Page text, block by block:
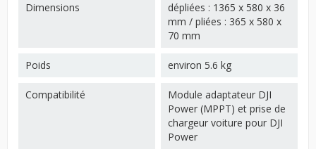
Dimensions
dépliées : 1365 x 580 x 36
mm / pliées : 365 x 580 x
70 mm
Poids environ 5.6 kg
Compatibilité
Module adaptateur DJI
Power (MPPT) et prise de
chargeur voiture pour DJI
Power